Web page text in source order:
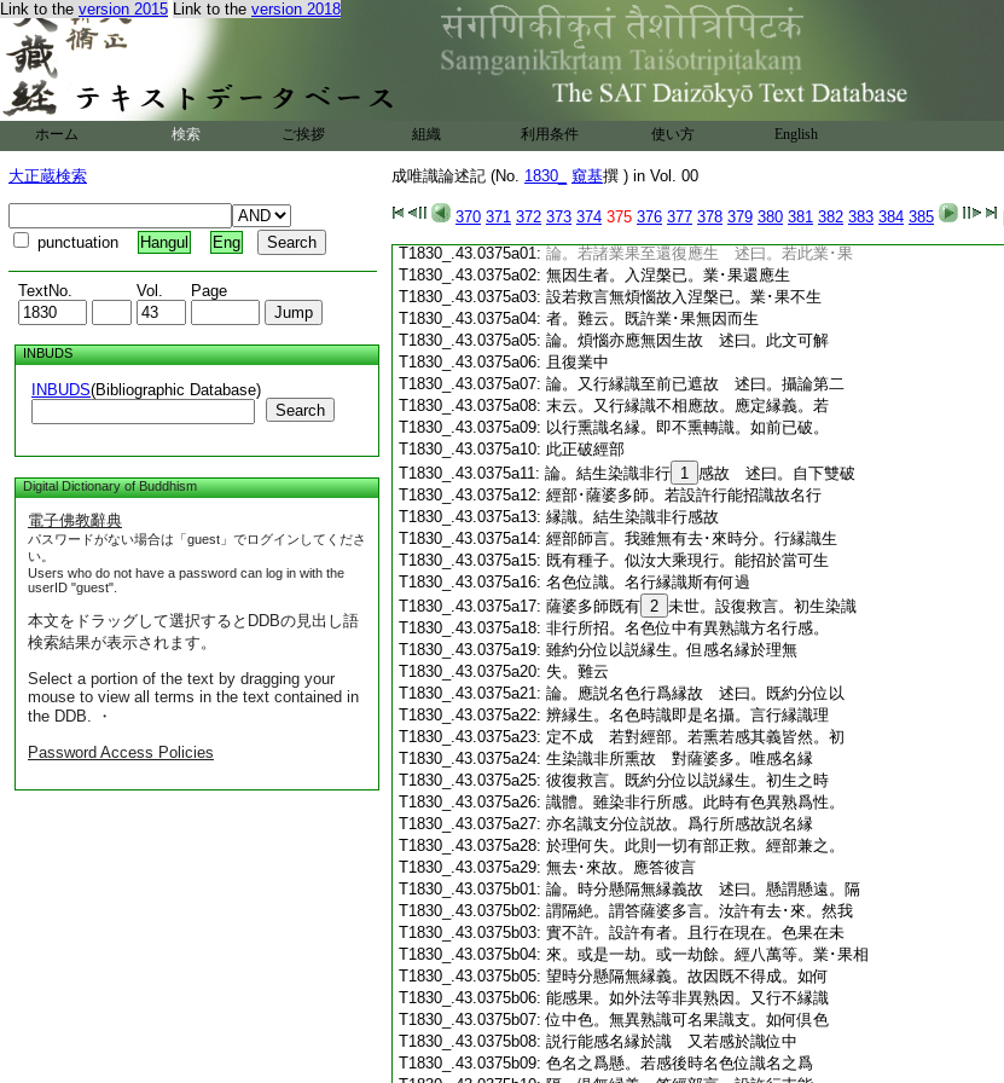
Link to the version 2015 Link to the version 2018
ホーム 検索 ご挨拶 組織 利用条件 使い方 English
大正蔵検索
punctuation Hangul Eng
TextNo. Vol. Page
INBUDS
INBUDS(Bibliographic Database)
Search
Digital Dictionary of Buddhism
電子佛教辭典
パスワードがない場合は「guest」でログインしてくださ
い。
Users who do not have a password can log in with the
userID "guest".
本文をドラッグして選択するとDDBの見出し語
検索結果が表示されます。
Select a portion of the text by dragging your
mouse to view all terms in the text contained in
the DDB. ・
Password Access Policies
成唯識論述記 (No. 1830_ 窺基撰 ) in Vol. 00
370 371 372 373 374 375 376 377 378 379 380 381 382 383 384 385
T1830_.43.0374c19:子體定不可得等。生無色界等名爲往還
T1830_.43.0374c20: 異類法後者。攝論云。又即於彼若出世心
T1830_.43.0374c21:正現在前。餘世間心皆應滅盡。爾時便應
T1830_.43.0374c22:
滅離彼趣。若生非想非非想處。無所有處
出世間心現在前時。即應二趣皆應滅離等
T1830_.43.0374c24:是。世親･無性皆有此解。此等之後其業･果
T1830_.43.0374c25:起皆應無因。無種子故
T1830_.43.0374c26:論。餘種餘因前已遮故 述曰。彼若救言。後
T1830_.43.0374c27:報業･果今時熟故。餘爲種子色等持種。餘
T1830_.43.0374c28: 爲其因去･來世有。因言所以。以去･來世
T1830_.43.0375a01: 論。若諸業果至還復應生 述曰。若此業･果
T1830_.43.0375a02: 無因生者。入涅槃已。業･果還應生
T1830_.43.0375a03: 設若救言無煩惱故入涅槃已。業･果不生
T1830_.43.0375a04: 者。難云。既許業･果無因而生
T1830_.43.0375a05: 論。煩惱亦應無因生故 述曰。此文可解
T1830_.43.0375a06: 且復業中
T1830_.43.0375a07: 論。又行縁識至前已遮故 述曰。攝論第二
T1830_.43.0375a08: 末云。又行縁識不相應故。應定縁義。若
T1830_.43.0375a09: 以行熏識名縁。即不熏轉識。如前已破。
T1830_.43.0375a10: 此正破經部
T1830_.43.0375a11: 論。結生染識非行 1 感故 述曰。自下雙破
T1830_.43.0375a12: 經部･薩婆多師。若設許行能招識故名行
T1830_.43.0375a13: 縁識。結生染識非行感故
T1830_.43.0375a14: 經部師言。我雖無有去･來時分。行縁識生
T1830_.43.0375a15: 既有種子。似汝大乘現行。能招於當可生
T1830_.43.0375a16: 名色位識。名行縁識斯有何過
T1830_.43.0375a17: 薩婆多師既有 2 未世。設復救言。初生染識
T1830_.43.0375a18: 非行所招。名色位中有異熟識方名行感。
T1830_.43.0375a19: 雖約分位以説縁生。但感名縁於理無
T1830_.43.0375a20: 失。難云
T1830_.43.0375a21: 論。應説名色行爲縁故 述曰。既約分位以
T1830_.43.0375a22: 辨縁生。名色時識即是名攝。言行縁識理
T1830_.43.0375a23: 定不成 若對經部。若熏若感其義皆然。初
T1830_.43.0375a24: 生染識非所熏故 對薩婆多。唯感名縁
T1830_.43.0375a25: 彼復救言。既約分位以説縁生。初生之時
T1830_.43.0375a26: 識體。雖染非行所感。此時有色異熟爲性。
T1830_.43.0375a27: 亦名識支分位説故。爲行所感故説名縁
T1830_.43.0375a28: 於理何失。此則一切有部正救。經部兼之。
T1830_.43.0375a29: 無去･來故。應答彼言
T1830_.43.0375b01: 論。時分懸隔無縁義故 述曰。懸謂懸遠。隔
T1830_.43.0375b02: 謂隔絶。謂答薩婆多言。汝許有去･來。然我
T1830_.43.0375b03: 實不許。設許有者。且行在現在。色果在未
T1830_.43.0375b04: 來。或是一劫。或一劫餘。經八萬等。業･果相
T1830_.43.0375b05: 望時分懸隔無縁義。故因既不得成。如何
T1830_.43.0375b06: 能感果。如外法等非異熟因。又行不縁識
T1830_.43.0375b07:位中色。無異熟識可名果識支。如何倶色
T1830_.43.0375b08: 説行能感名縁於識 又若感於識位中
T1830_.43.0375b09: 色名之爲懸。若感後時名色位識名之爲